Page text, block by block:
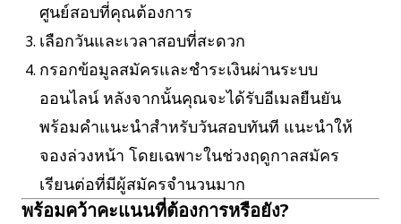
ศูนย์สอบที่คุณต้องการ
เลือกวันและเวลาสอบที่สะดวก
กรอกข้อมูลสมัครและชำระเงินผ่านระบบ
ออนไลน์ หลังจากนั้นคุณจะได้รับอีเมลยืนยัน
พร้อมคำแนะนำสำหรับวันสอบทันที แนะนำให้
จองล่วงหน้า โดยเฉพาะในช่วงฤดูกาลสมัคร
เรียนต่อที่มีผู้สมัครจำนวนมาก
พร้อมคว้าคะแนนที่ต้องการหรือยัง?